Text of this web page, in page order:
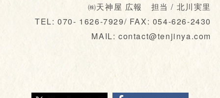
㈱天神屋 広報 担当 / 北川実里
TEL: 070- 1626-7929/ FAX: 054-626-2430
MAIL: contact@tenjinya.com